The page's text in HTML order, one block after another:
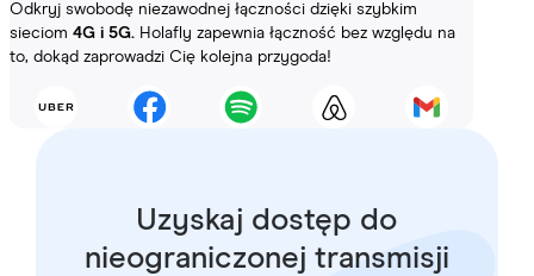
Odkryj swobodę niezawodnej łączności dzięki szybkim
sieciom 4G i 5G. Holafly zapewnia łączność bez względu na
to, dokąd zaprowadzi Cię kolejna przygoda!
Uzyskaj dostęp do
nieograniczonej transmisji